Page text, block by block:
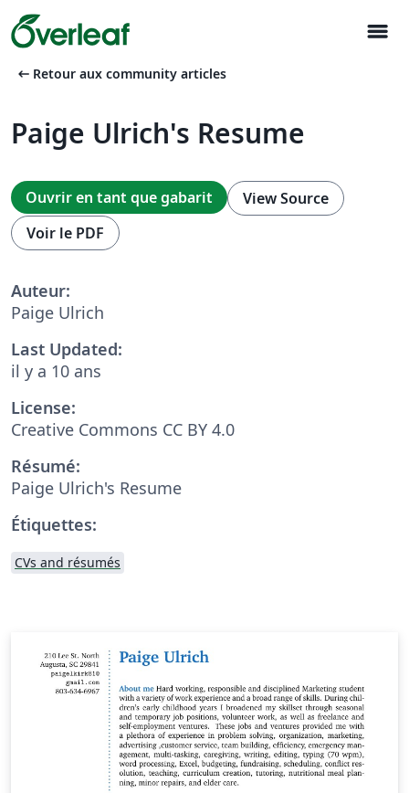
menu
arrow_left_alt Retour aux community articles
Paige Ulrich's Resume
Ouvrir en tant que gabarit
View Source
Voir le PDF
Auteur:
Paige Ulrich
Last Updated:
il y a 10 ans
License:
Creative Commons CC BY 4.0
Résumé:
Paige Ulrich's Resume
Étiquettes:
CVs and résumés